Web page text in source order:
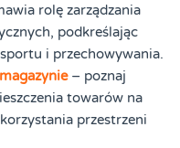
rolę zarządzania
podkreślając
i przechowywania.
– poznaj
towarów na
przestrzeni